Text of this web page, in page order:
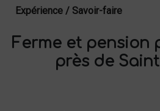
Expérience / Savoir-faire
Ferme et pension
près de